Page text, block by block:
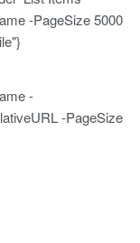
-PageSize 5000
-
-PageSize